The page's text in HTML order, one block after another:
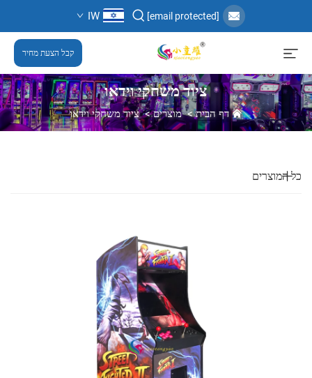
[email protected]
IW
קבל הצעת מחיר
ציוד משחקי וידאו
דף הבית>מוצרים>ציוד משחקי וידאו
כל המוצרים